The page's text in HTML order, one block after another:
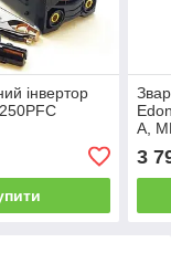
інвертор
А,
3